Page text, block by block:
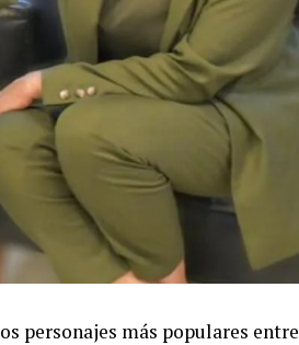
personajes más populares entre